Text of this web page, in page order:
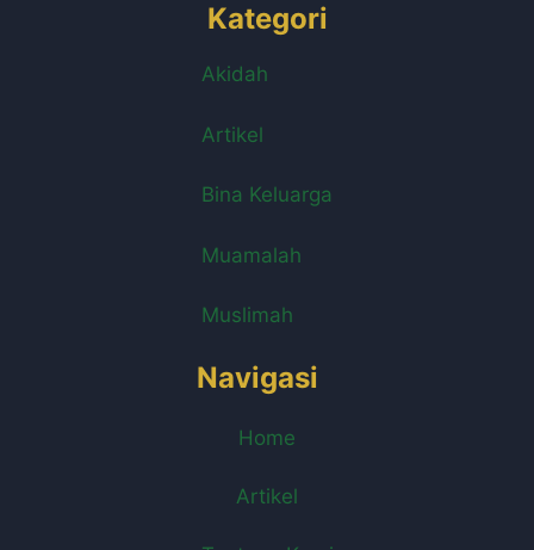
Kategori
Akidah
Artikel
Bina Keluarga
Muamalah
Muslimah
Navigasi
Home
Artikel